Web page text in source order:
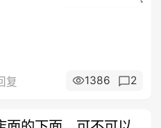
复 1386 2